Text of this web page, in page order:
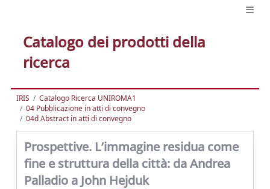
Catalogo dei prodotti della
ricerca
IRIS
Catalogo Ricerca UNIROMA1
04 Pubblicazione in atti di convegno
04d Abstract in atti di convegno
Prospettive. L’immagine residua come
fine e struttura della città: da Andrea
Palladio a John Hejduk